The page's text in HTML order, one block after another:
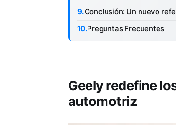
Conclusión: Un nuevo
Preguntas Frecuentes
Geely redefine
automotriz